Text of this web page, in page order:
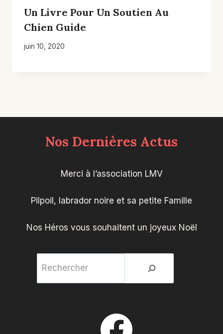
Un Livre Pour Un Soutien Au
Chien Guide
juin 10, 2020
Nos Dernières Actus
Merci à l’association LMV
Pilpoil, labrador noire et sa petite Famille
Nos Héros vous souhaitent un joyeux Noël